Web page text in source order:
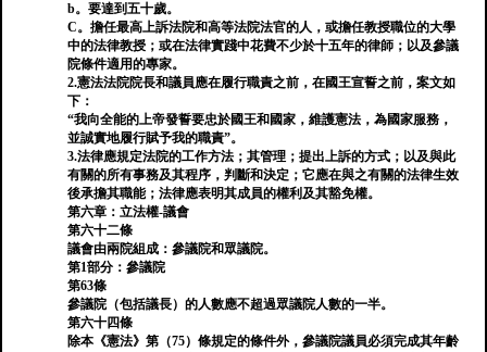
b。要達到五十歲。
C。擔任最高上訴法院和高等法院法官的人，或擔任教授職位的大學
中的法律教授；或在法律實踐中花費不少於十五年的律師；以及參議
院條件適用的專家。
2.憲法法院院長和議員應在履行職責之前，在國王宣誓之前，案文如
下：
“我向全能的上帝發誓要忠於國王和國家，維護憲法，為國家服務，
並誠實地履行賦予我的職責”。
3.法律應規定法院的工作方法；其管理；提出上訴的方式；以及與此
有關的所有事務及其程序，判斷和決定；它應在與之有關的法律生效
後承擔其職能；法律應表明其成員的權利及其豁免權。
第六章：立法權-議會
第六十二條
議會由兩院組成：參議院和眾議院。
第1部分：參議院
第63條
參議院（包括議長）的人數應不超過眾議院人數的一半。
第六十四條
除本《憲法》第（75）條規定的條件外，參議院議員必須完成其年齡